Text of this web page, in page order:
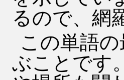
るので、網
この単語
ぶことです